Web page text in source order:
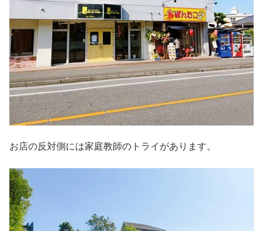
お店の反対側には家庭教師のトライがあります。